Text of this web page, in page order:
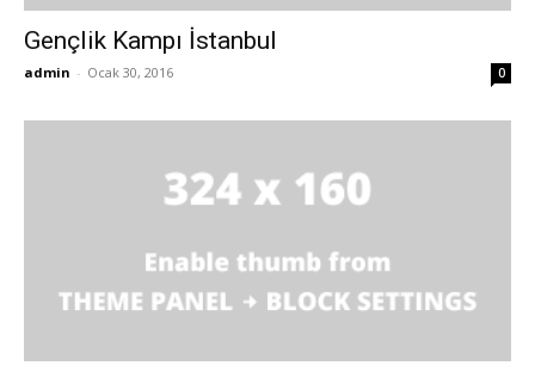
Gençlik Kampı İstanbul
admin - Ocak 30, 2016 0